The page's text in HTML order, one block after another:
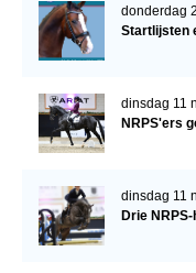
donderdag
Startlijsten
dinsdag 11
NRPS'ers
dinsdag 11
Drie